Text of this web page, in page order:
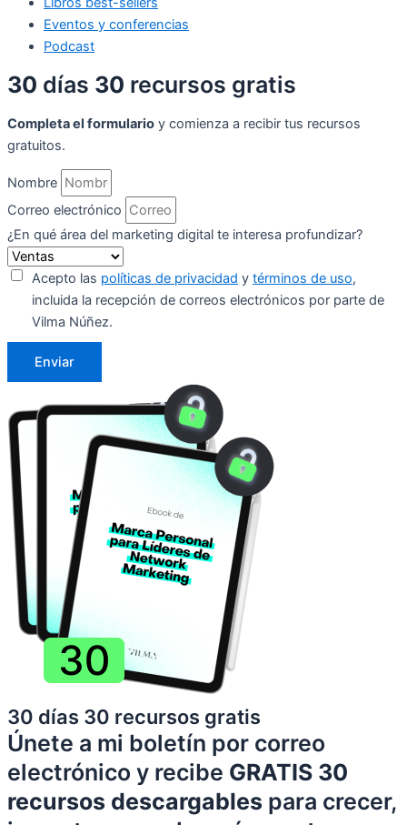
Eventos y conferencias
Podcast
30 días 30 recursos gratis
Completa el formulario y comienza a recibir tus recursos
gratuitos.
Nombre
Correo electrónico
¿En qué área del marketing digital te interesa profundizar?
Acepto las políticas de privacidad y términos de uso,
incluida la recepción de correos electrónicos por parte de
Vilma Núñez.
Enviar
30 días 30 recursos gratis
Únete a mi boletín por correo
electrónico y recibe GRATIS 30
recursos descargables para crecer,